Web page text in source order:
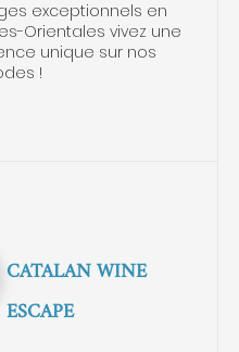
exceptionnels en
Orientales vivez une
unique sur nos
!
CATALAN WINE
ESCAPE